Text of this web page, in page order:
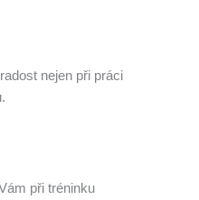
nejen při práci
při tréninku